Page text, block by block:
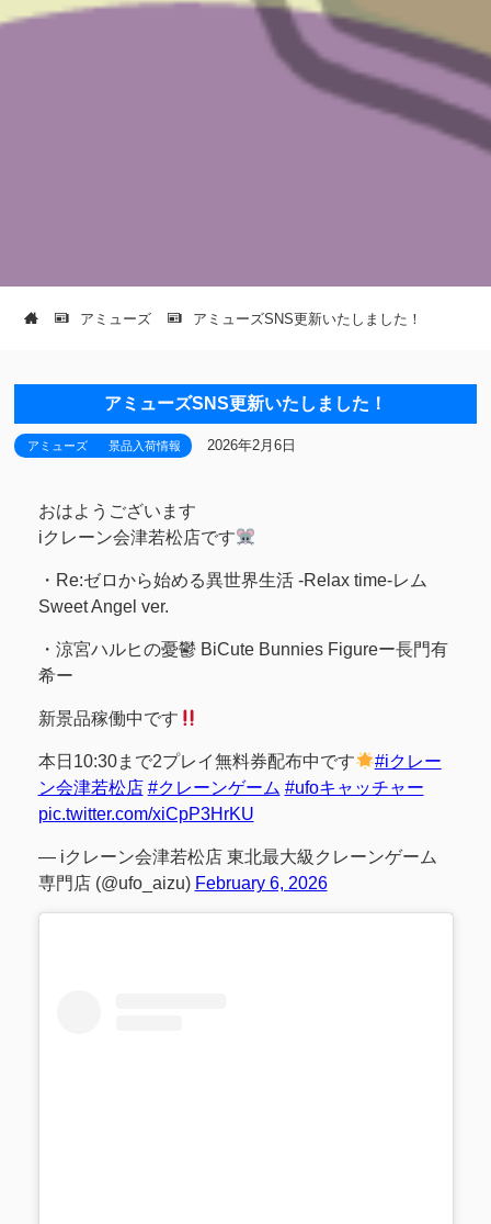
アミューズ アミューズSNS更新いたしました！
アミューズSNS更新いたしました！
アミューズ 景品入荷情報 2026年2月6日
おはようございます
iクレーン会津若松店です
・Re:ゼロから始める異世界生活 -Relax time-レム
Sweet Angel ver.
・涼宮ハルヒの憂鬱 BiCute Bunnies Figureー長門有
希ー
新景品稼働中です
本日10:30まで2プレイ無料券配布中です
#iクレー
ン会津若松店 #クレーンゲーム #ufoキャッチャー
pic.twitter.com/xiCpP3HrKU
— iクレーン会津若松店 東北最大級クレーンゲーム
専門店 (@ufo_aizu) February 6, 2026